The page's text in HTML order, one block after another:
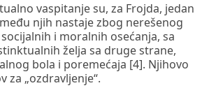
vaspitanje su, za Frojda, jedan
njih nastaje zbog nerešenog
i moralnih osećanja, sa
želja sa druge strane,
bola i poremećaja [4]. Njihovo
za „ozdravljenje“.